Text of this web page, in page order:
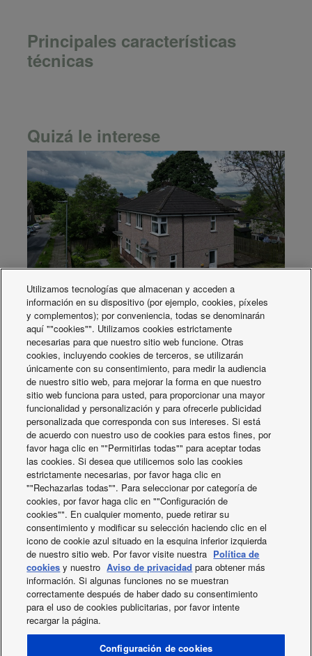
Principales características
técnicas
Quizá le interese
Panasonic se asocia con Together
Housing para ofrecer soluciones de
calefacción sostenibles
El equipo y los socios de
Panasonic te ayudan a
construir tu proyecto.
Contacte con nosotros
X Facebook
SOBRE NOSOTROS
Contacte con nosotros
Utilizamos tecnologías que almacenan y acceden a
información en su dispositivo (por ejemplo, cookies, píxeles
y complementos); por conveniencia, todas se denominarán
aquí ""cookies"". Utilizamos cookies estrictamente
necesarias para que nuestro sitio web funcione. Otras
cookies, incluyendo cookies de terceros, se utilizarán
únicamente con su consentimiento, para medir la audiencia
de nuestro sitio web, para mejorar la forma en que nuestro
sitio web funciona para usted, para proporcionar una mayor
funcionalidad y personalización y para ofrecerle publicidad
personalizada que corresponda con sus intereses. Si está
de acuerdo con nuestro uso de cookies para estos fines, por
favor haga clic en ""Permitirlas todas"" para aceptar todas
las cookies. Si desea que utilicemos solo las cookies
estrictamente necesarias, por favor haga clic en
""Rechazarlas todas"". Para seleccionar por categoría de
cookies, por favor haga clic en ""Configuración de
cookies"". En cualquier momento, puede retirar su
consentimiento y modificar su selección haciendo clic en el
icono de cookie azul situado en la esquina inferior izquierda
de nuestro sitio web. Por favor visite nuestra Política de
cookies y nuestro Aviso de privacidad para obtener más
información. Si algunas funciones no se muestran
correctamente después de haber dado su consentimiento
para el uso de cookies publicitarias, por favor intente
recargar la página.
Configuración de cookies